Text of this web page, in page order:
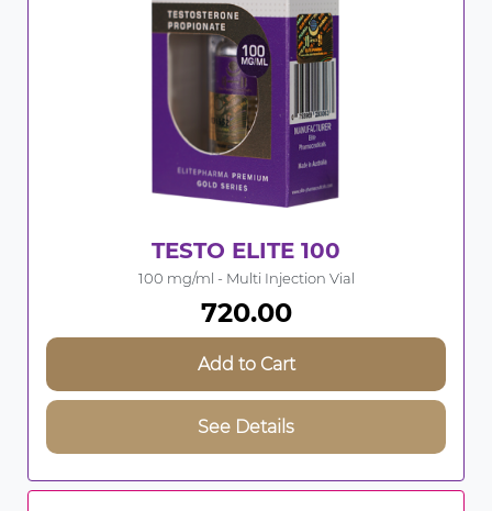
TESTO ELITE 100
100 mg/ml - Multi Injection Vial
720.00
Add to Cart
See Details